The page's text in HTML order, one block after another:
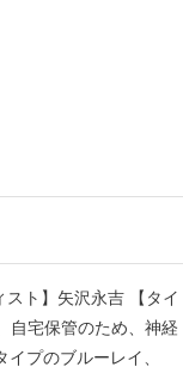
ト】矢沢永吉 【タイ
自宅保管のため、神経
プのブルーレイ、